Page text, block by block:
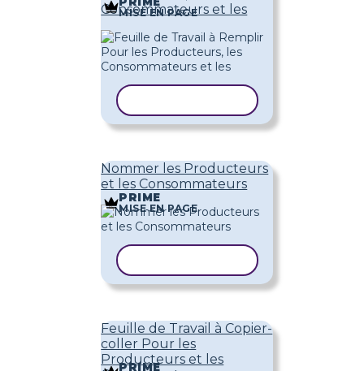
Consommateurs et les
MISE EN PAGE
Nommer les Producteurs
et les Consommateurs
PRIME
MISE EN PAGE
Feuille de Travail à Copier-
coller Pour les
Producteurs et les
PRIME